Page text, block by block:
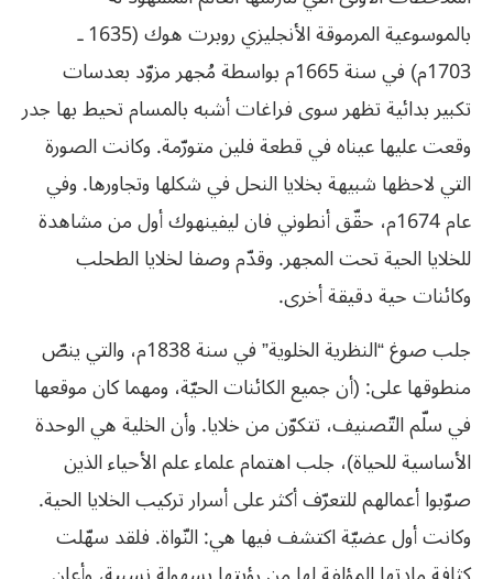
بالموسوعية المرموقة الأنجليزي روبرت هوك (1635 ـ
1703م) في سنة 1665م بواسطة مُجهر مزوّد بعدسات
تكبير بدائية تظهر سوى فراغات أشبه بالمسام تحيط بها جدر
وقعت عليها عيناه في قطعة فلين متورّمة. وكانت الصورة
التي لاحظها شبيهة بخلايا النحل في شكلها وتجاورها. وفي
عام 1674م، حقّق أنطوني فان ليفينهوك أول من مشاهدة
للخلايا الحية تحت المجهر. وقدّم وصفا لخلايا الطحلب
وكائنات حية دقيقة أخرى.
جلب صوغ “النظرية الخلوية” في سنة 1838م، والتي ينصّ
منطوقها على: (أن جميع الكائنات الحيّة، ومهما كان موقعها
في سلّم التّصنيف، تتكوّن من خلايا. وأن الخلية هي الوحدة
الأساسية للحياة)، جلب اهتمام علماء علم الأحياء الذين
صوّبوا أعمالهم للتعرّف أكثر على أسرار تركيب الخلايا الحية.
وكانت أول عضيّة اكتشف فيها هي: النّواة. فلقد سهّلت